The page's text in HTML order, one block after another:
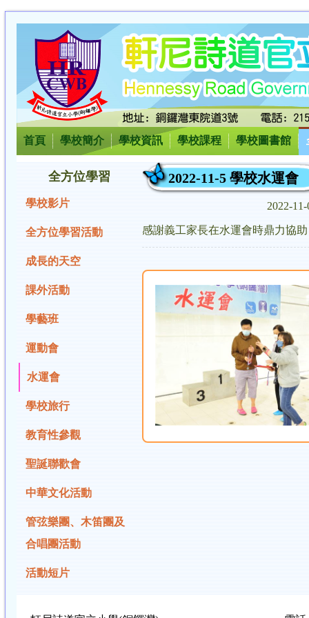
首頁 學校簡介 學校資訊 學校課程 學校圖書館
全方位學習
學校影片
全方位學習活動
成長的天空
課外活動
學藝班
運動會
水運會
學校旅行
教育性參觀
聖誕聯歡會
中華文化活動
管弦樂團、木笛團及
合唱團活動
活動短片
2022-11-5 學校水運會
2022-
感謝義工家長在水運會時鼎力協